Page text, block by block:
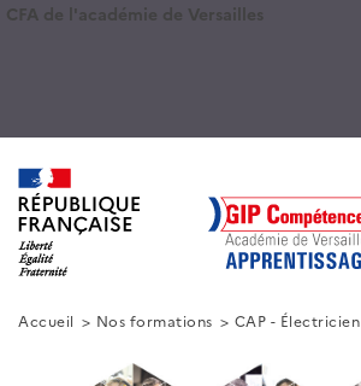
CFA de l'académie de Versailles
Accueil Nos formations CAP - Électricien